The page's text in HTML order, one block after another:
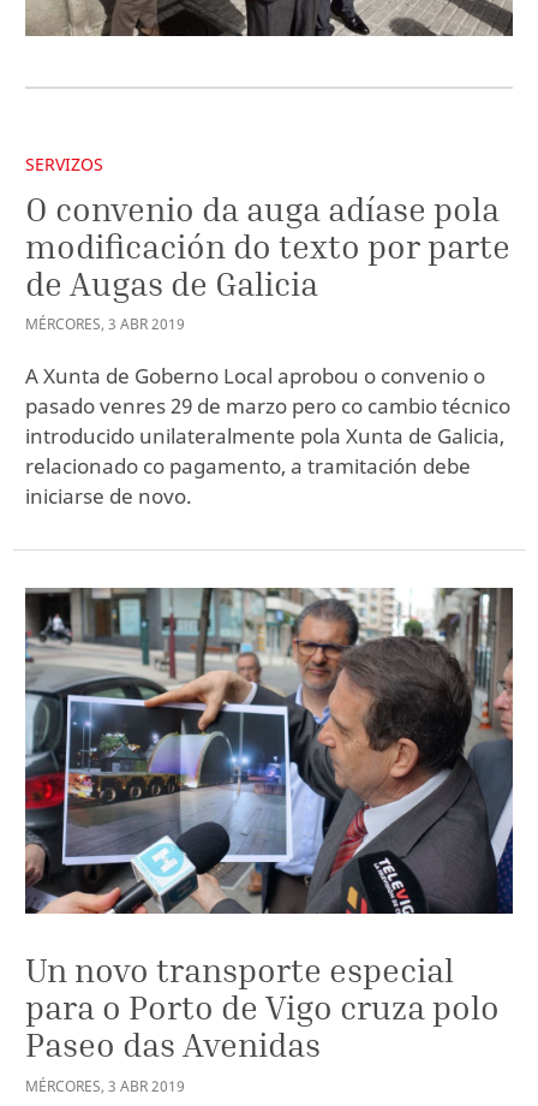
SERVIZOS
O convenio da auga adíase pola
modificación do texto por parte
de Augas de Galicia
MÉRCORES, 3 ABR2019
A Xunta de Goberno Local aprobou o convenio o
pasado venres 29 de marzo pero co cambio técnico
introducido unilateralmente pola Xunta de Galicia,
relacionado co pagamento, a tramitación debe
iniciarse de novo.
Un novo transporte especial
para o Porto de Vigo cruza polo
Paseo das Avenidas
MÉRCORES, 3 ABR2019